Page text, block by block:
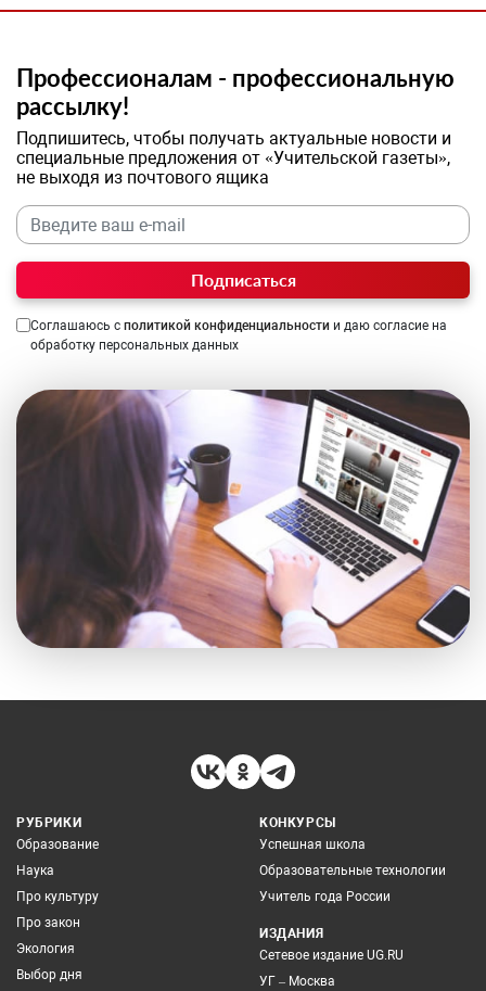
Профессионалам - профессиональную
рассылку!
Подпишитесь, чтобы получать актуальные новости и
специальные предложения от «Учительской газеты»,
не выходя из почтового ящика
Подписаться
Соглашаюсь с политикой конфиденциальности и даю согласие на
обработку персональных данных
РУБРИКИ
Образование
Наука
Про культуру
Про закон
Экология
Выбор дня
КОНКУРСЫ
Успешная школа
Образовательные технологии
Учитель года России
ИЗДАНИЯ
Сетевое издание UG.RU
УГ – Москва